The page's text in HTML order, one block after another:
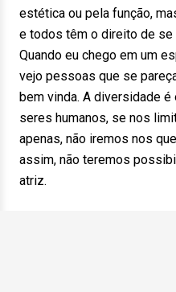
estética ou pela função,
e todos têm o direito de
Quando eu chego em um
vejo pessoas que se
bem vinda. A diversidade
seres humanos, se nos
apenas, não iremos nos
assim, não teremos
atriz.